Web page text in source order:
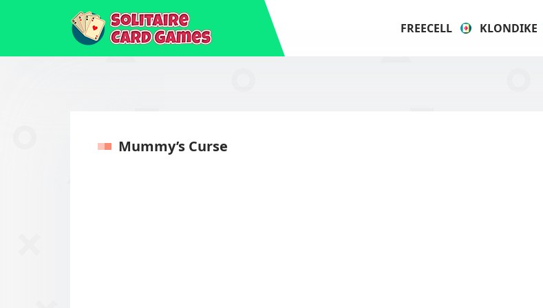
FREECELL KLONDIKE
Mummy’s Curse